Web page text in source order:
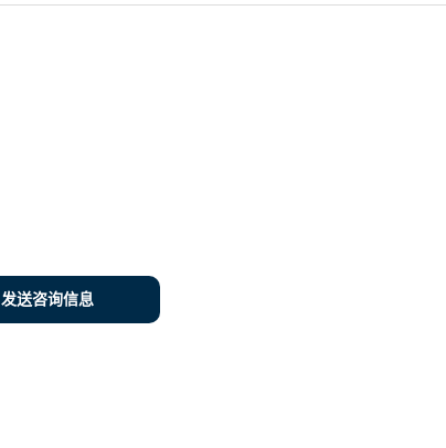
发送咨询信息